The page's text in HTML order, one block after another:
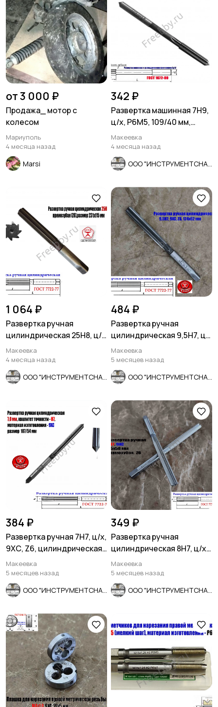
от 3 000 ₽
Продажа_ мотор с
колесом
Мариуполь
4 месяца назад
Marsi
342 ₽
Развертка машинная 7Н9,
ц/х, Р6М5, 109/40 мм,
2363-0068, СССР
Макеевка
4 месяца назад
1 064 ₽
Развертка ручная
цилиндрическая 25Н8, ц/
х, 9ХС, 231/115 мм, Z8,
СССР.
Макеевка
4 месяца назад
484 ₽
Развертка ручная
цилиндрическая 9,5Н7, ц/
х, 9ХС, Z6, 124/62 мм,
СССР.
Макеевка
5 месяцев назад
384 ₽
Развертка ручная 7Н7, ц/х,
9ХС, Z6, цилиндрическая,
107/54 мм, СССР.
Макеевка
5 месяцев назад
349 ₽
Развертка ручная
цилиндрическая 8Н7, ц/х,
9ХС, Z6, прямозубая,
115/58.
Макеевка
5 месяцев назад